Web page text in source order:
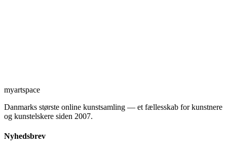
myartspace
Danmarks største online kunstsamling — et fællesskab for kunstnere
og kunstelskere siden 2007.
Nyhedsbrev